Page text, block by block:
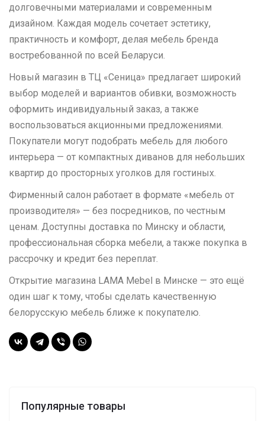
долговечными материалами и современным
дизайном. Каждая модель сочетает эстетику,
практичность и комфорт, делая мебель бренда
востребованной по всей Беларуси.
Новый магазин в ТЦ «Сеница» предлагает широкий
выбор моделей и вариантов обивки, возможность
оформить индивидуальный заказ, а также
воспользоваться акционными предложениями.
Покупатели могут подобрать мебель для любого
интерьера — от компактных диванов для небольших
квартир до просторных уголков для гостиных.
Фирменный салон работает в формате «мебель от
производителя» — без посредников, по честным
ценам. Доступны доставка по Минску и области,
профессиональная сборка мебели, а также покупка в
рассрочку и кредит без переплат.
Открытие магазина LAMA Mebel в Минске — это ещё
один шаг к тому, чтобы сделать качественную
белорусскую мебель ближе к покупателю.
Популярные товары